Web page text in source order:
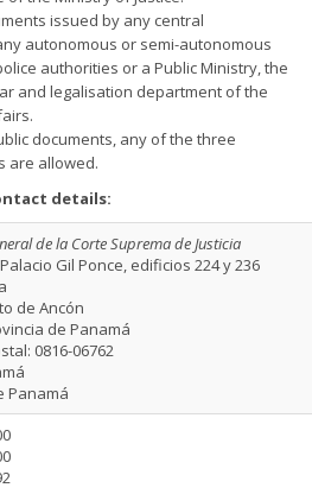
issued by any central
autonomous or semi-autonomous
authorities or a Public Ministry, the
and legalisation department of the
documents, any of the three
are allowed.
details:
de la Corte Suprema de Justicia
Gil Ponce, edificios 224 y 236
de Ancón
de Panamá
0816-06762
Panamá